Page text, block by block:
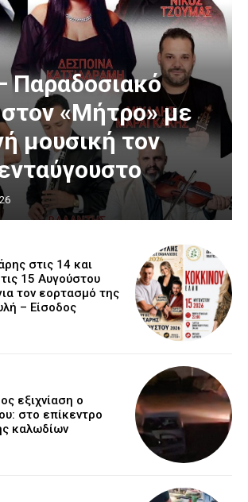
Παραδοσιακό
στον «Μήτρο» με
μουσική τον
στις 14 και
15 Αυγούστου
τον εορτασμό της
– Είσοδος
εξιχνίαση ο
στο επίκεντρο
καλωδίων